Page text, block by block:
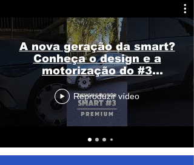
A nova geração da smart?
Conheça o design e a
motorização do #3
Premium
Reproduzir vídeo